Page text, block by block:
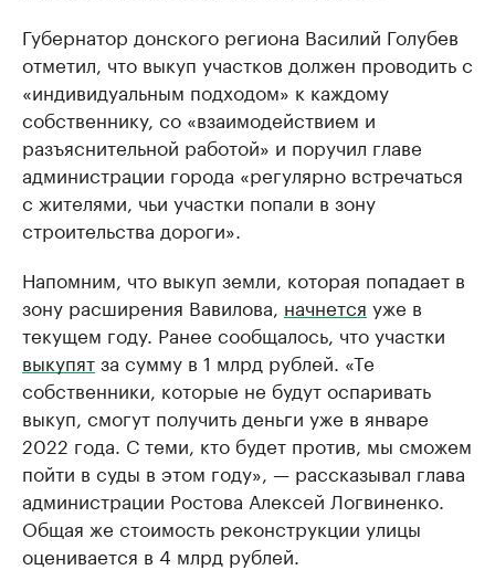
Губернатор донского региона Василий Голубев
отметил, что выкуп участков должен проводить с
«индивидуальным подходом» к каждому
собственнику, со «взаимодействием и
разъяснительной работой» и поручил главе
администрации города «регулярно встречаться
с жителями, чьи участки попали в зону
строительства дороги».
Напомним, что выкуп земли, которая попадает в
зону расширения Вавилова, начнется уже в
текущем году. Ранее сообщалось, что участки
выкупятза сумму в 1 млрд рублей. «Те
собственники, которые не будут оспаривать
выкуп, смогут получить деньги уже в январе
2022 года. С теми, кто будет против, мы сможем
пойти в суды в этом году», — рассказывал глава
администрации Ростова Алексей Логвиненко.
Общая же стоимость реконструкции улицы
оценивается в 4 млрд рублей.